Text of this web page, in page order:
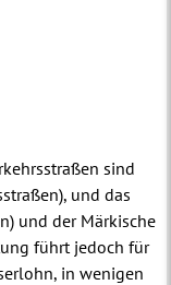
sind
und das
und der Märkische
führt jedoch für
in wenigen